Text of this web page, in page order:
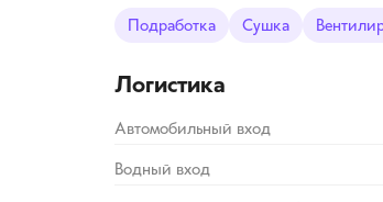
Подработка Сушка
Логистика
Автомобильный вход
Водный вход